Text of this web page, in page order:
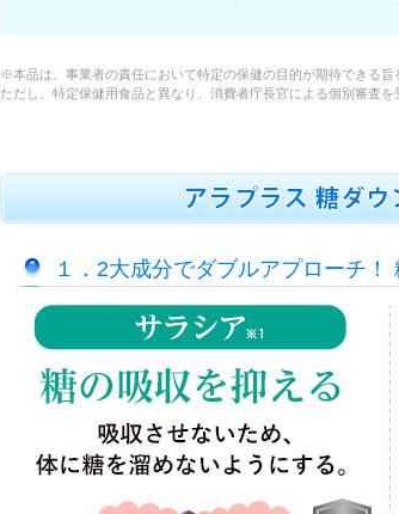
※本品は、事業者の責任において特定の保健の目的が期待できる
ただし、特定保健用食品と異なり、消費者庁長官による個別審査を
１．2大成分でダブルアプローチ！